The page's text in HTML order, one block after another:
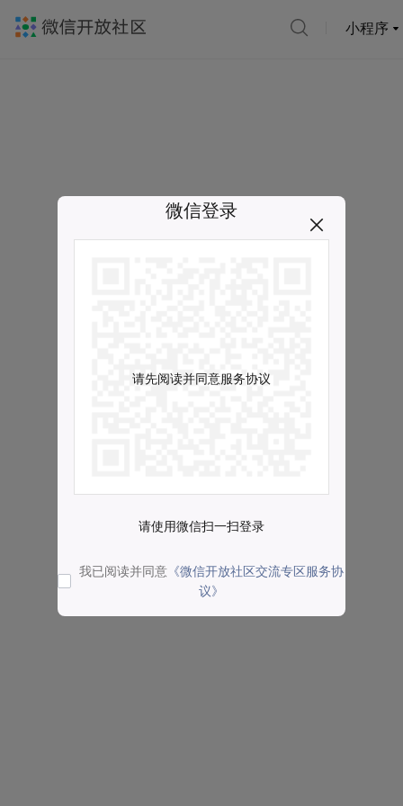
小程序
微信登录
请先阅读并同意服务协议
请使用微信扫一扫登录
我已阅读并同意 《微信开放社区交流专区服务协
议》